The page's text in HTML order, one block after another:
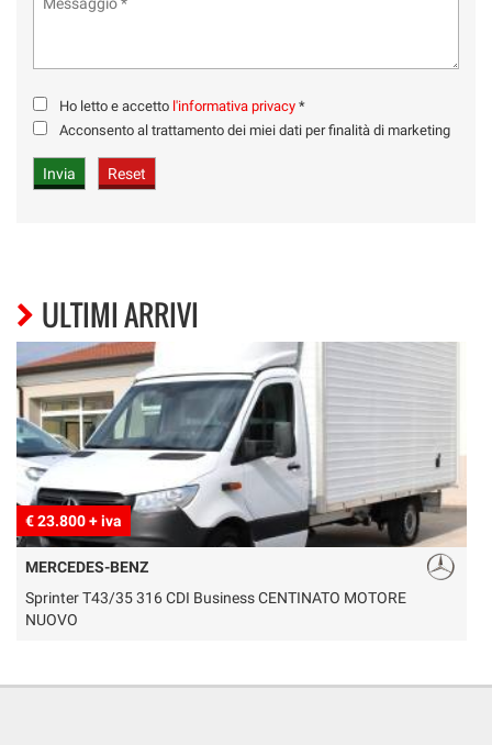
Ho letto e accetto l'informativa privacy *
Acconsento al trattamento dei miei dati per finalità di marketing
ULTIMI ARRIVI
€ 23.800 + iva
MERCEDES-BENZ
Sprinter T43/35 316 CDI Business CENTINATO MOTORE
NUOVO